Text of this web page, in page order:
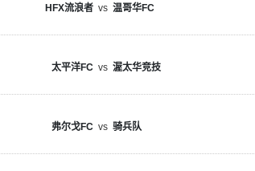
HFX流浪者 vs 温哥华FC
太平洋FC vs 渥太华竞技
弗尔戈FC vs 骑兵队